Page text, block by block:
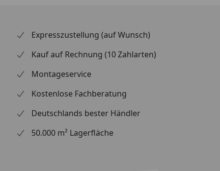
Montagematerial
Ausführliche
Montageanleitung
Optional erhältlich
(siehe Reiter
Überlaufstopp jeweils für
Regentonne
Wasserspeier
Expresszustellung (auf Wunsch)
Kauf auf Rechnung (10 Zahlarten)
Montageservice
Kostenlose Fachberatung
Deutschlands bester Händler
50.000 m² Lagerfläche